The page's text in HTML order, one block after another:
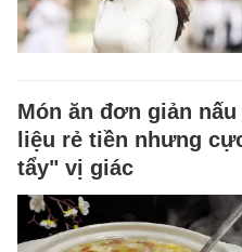
Món ăn đơn giản
liệu rẻ tiền nhưng
tẩy" vị giác